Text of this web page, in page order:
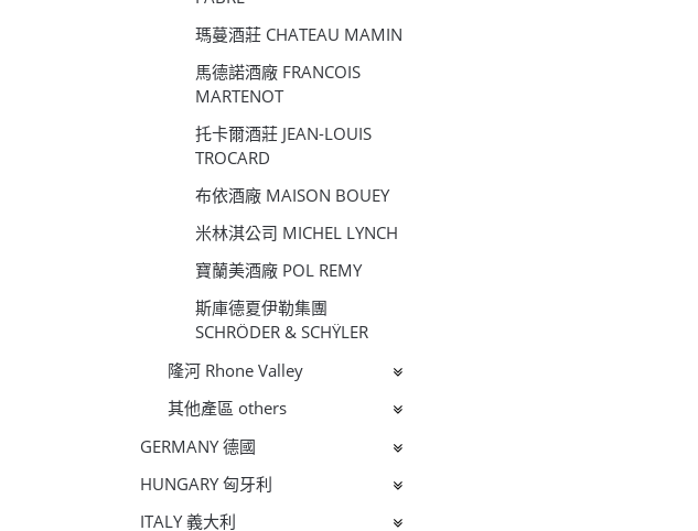
瑪蔓酒莊 CHATEAU MAMIN
馬德諾酒廠 FRANCOIS
MARTENOT
托卡爾酒莊 JEAN-LOUIS
TROCARD
布依酒廠 MAISON BOUEY
米林淇公司 MICHEL LYNCH
寶蘭美酒廠 POL REMY
斯庫德夏伊勒集團
SCHRÖDER & SCHŸLER
隆河 Rhone Valley
其他產區 others
GERMANY 德國
HUNGARY 匈牙利
ITALY 義大利